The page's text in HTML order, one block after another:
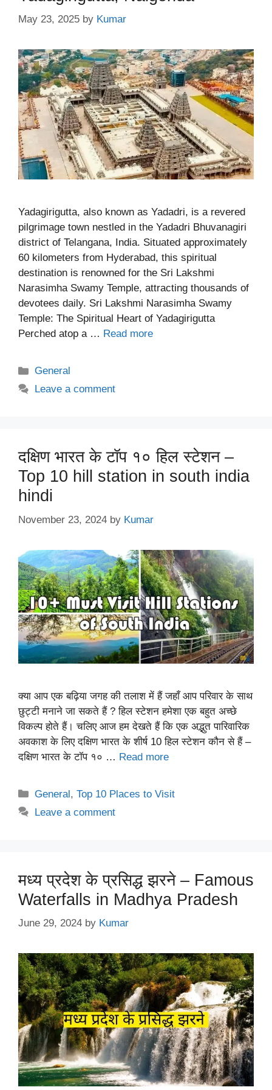
May 23, 2025 by Kumar
Yadagirigutta, also known as Yadadri, is a revered
pilgrimage town nestled in the Yadadri Bhuvanagiri
district of Telangana, India. Situated approximately
60 kilometers from Hyderabad, this spiritual
destination is renowned for the Sri Lakshmi
Narasimha Swamy Temple, attracting thousands of
devotees daily. Sri Lakshmi Narasimha Swamy
Temple: The Spiritual Heart of Yadagirigutta
Perched atop a … Read more
Categories
General
Leave a comment
दक्षिण भारत के टॉप १० हिल स्टेशन –
Top 10 hill station in south india
hindi
November 23, 2024 by Kumar
क्या आप एक बढ़िया जगह की तलाश में हैं जहाँ आप परिवार के साथ
छुट्टी मनाने जा सकते हैं ? हिल स्टेशन हमेशा एक बहुत अच्छे
विकल्प होते हैं। चलिए आज हम देखते हैं कि एक अद्भुत पारिवारिक
अवकाश के लिए दक्षिण भारत के शीर्ष 10 हिल स्टेशन कौन से हैं –
दक्षिण भारत के टॉप १० … Read more
Categories
General,Top 10 Places to Visit
Leave a comment
मध्य प्रदेश के प्रसिद्ध झरने – Famous
Waterfalls in Madhya Pradesh
June 29, 2024 by Kumar